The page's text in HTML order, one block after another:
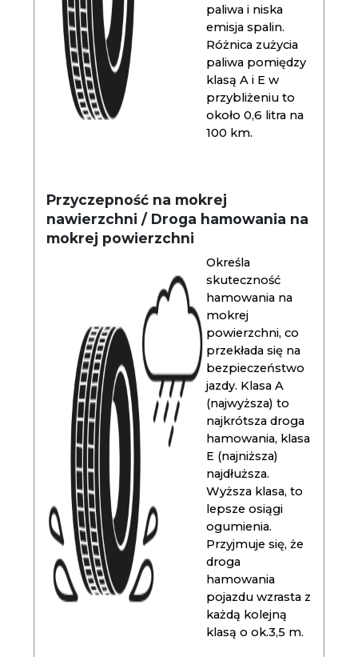
paliwa i niska
emisja spalin.
Różnica zużycia
paliwa pomiędzy
klasą A i E w
przybliżeniu to
około 0,6 litra na
100 km.
Przyczepność na mokrej
nawierzchni / Droga hamowania na
mokrej powierzchni
Określa
skuteczność
hamowania na
mokrej
powierzchni, co
przekłada się na
bezpieczeństwo
jazdy. Klasa A
(najwyższa) to
najkrótsza droga
hamowania, klasa
E (najniższa)
najdłuższa.
Wyższa klasa, to
lepsze osiągi
ogumienia.
Przyjmuje się, że
droga
hamowania
pojazdu wzrasta z
każdą kolejną
klasą o ok.3,5 m.